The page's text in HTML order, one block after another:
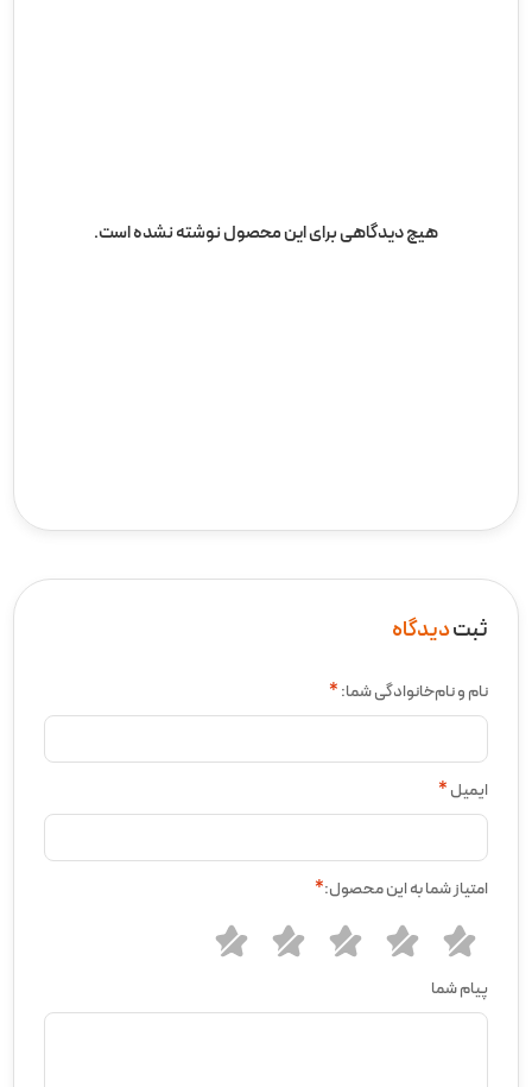
هیچ دیدگاهی برای این محصول نوشته نشده است.
ثبتدیدگاه
امتیاز شما به این محصول:*
پیام شما
نام و نام‌خانوادگی شما:*
ایمیل*